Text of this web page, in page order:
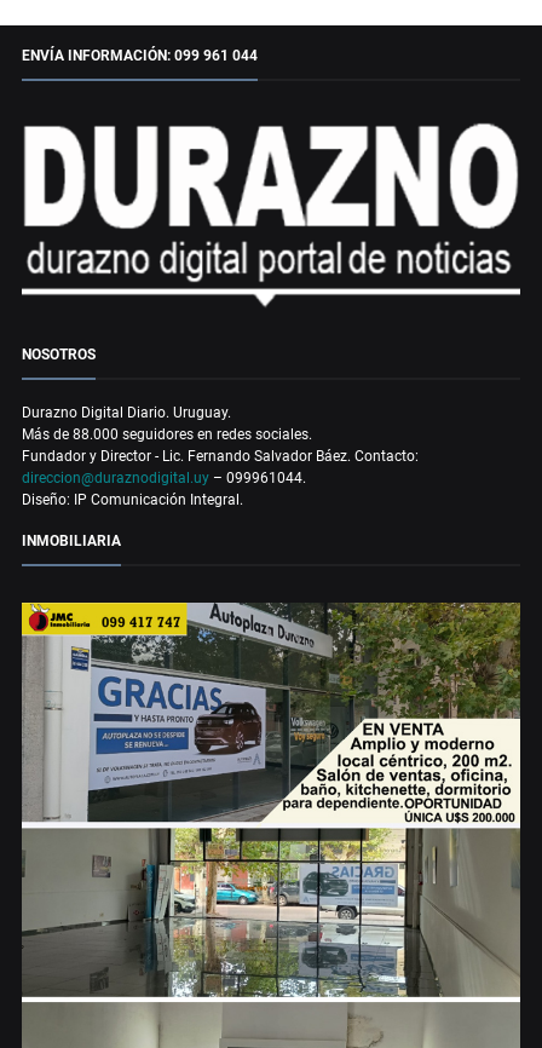
ENVÍA INFORMACIÓN: 099 961 044
NOSOTROS
Durazno Digital Diario. Uruguay.
Más de 88.000 seguidores en redes sociales.
Fundador y Director - Lic. Fernando Salvador Báez. Contacto:
direccion@duraznodigital.uy – 099961044.
Diseño: IP Comunicación Integral.
INMOBILIARIA